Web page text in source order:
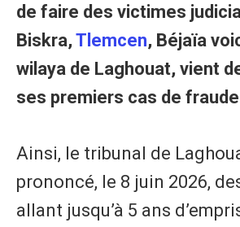
de faire des victimes
Biskra, Tlemcen, Béjaïa
wilaya de Laghouat, vient
ses premiers cas de
Ainsi, le tribunal de
prononcé, le 8 juin 2026,
allant jusqu’à 5 ans